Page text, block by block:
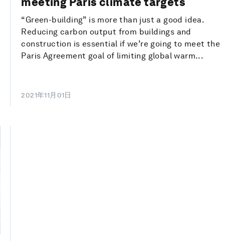
“Green-building” is more than just a good idea.
Reducing carbon output from buildings and
construction is essential if we’re going to meet the
Paris Agreement goal of limiting global warm...
2021年11月01日